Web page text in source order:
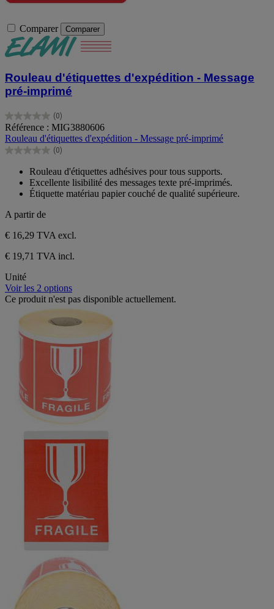
Comparer Comparer
Rouleau d'étiquettes d'expédition - Message
pré-imprimé
(0)
0.0
sur
5
étoiles.
Référence : MIG3880606
Rouleau d'étiquettes d'expédition - Message pré-imprimé
(0)
0.0
étoiles.
Rouleau d'étiquettes adhésives pour tous supports.
Excellente lisibilité des messages texte pré-imprimés.
Étiquette matériau papier couché de qualité supérieure.
A partir de
€ 16,29 TVA excl.
€ 19,71 TVA incl.
Unité
Voir les 2 options
Ce produit n'est pas disponible actuellement.